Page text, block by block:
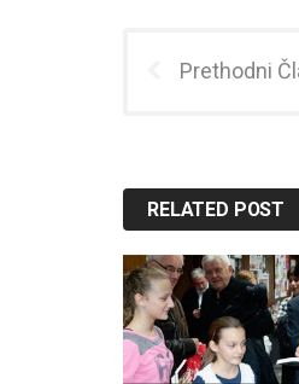
Prethodni
RELATED POST